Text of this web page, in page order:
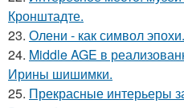
Кронштадте.
23. Олени - как символ эпохи.
24. Middle AGE в
Ирины шишимки.
25. Прекрасные интерьеры